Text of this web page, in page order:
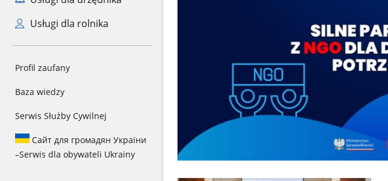
Usługi dla rolnika
Profil zaufany
Baza wiedzy
Serwis Służby Cywilnej
Сайт для громадян України
–Serwis dla obywateli Ukrainy